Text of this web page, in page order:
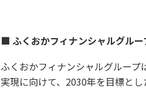
■ ふくおかフィナンシャルグル
ふくおかフィナンシャルグルー
実現に向けて、2030年を目標と